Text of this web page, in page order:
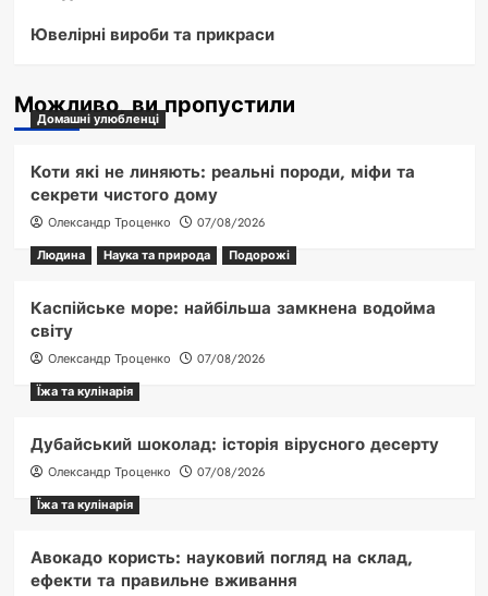
Ювелірні вироби та прикраси
Можливо, ви пропустили
Домашні улюбленці
Коти які не линяють: реальні породи, міфи та
секрети чистого дому
Олександр Троценко
07/08/2026
Людина
Наука та природа Подорожі
Каспійське море: найбільша замкнена водойма
світу
Олександр Троценко
07/08/2026
Їжа та кулінарія
Дубайський шоколад: історія вірусного десерту
Олександр Троценко
07/08/2026
Їжа та кулінарія
Авокадо користь: науковий погляд на склад,
ефекти та правильне вживання